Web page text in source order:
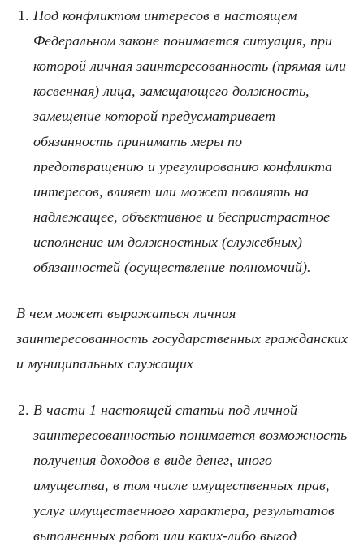
Под конфликтом интересов в настоящем
Федеральном законе понимается ситуация, при
которой личная заинтересованность (прямая или
косвенная) лица, замещающего должность,
замещение которой предусматривает
обязанность принимать меры по
предотвращению и урегулированию конфликта
интересов, влияет или может повлиять на
надлежащее, объективное и беспристрастное
исполнение им должностных (служебных)
обязанностей (осуществление полномочий).
В чем может выражаться личная
заинтересованность государственных гражданских
и муниципальных служащих
В части 1 настоящей статьи под личной
заинтересованностью понимается возможность
получения доходов в виде денег, иного
имущества, в том числе имущественных прав,
услуг имущественного характера, результатов
выполненных работ или каких-либо выгод